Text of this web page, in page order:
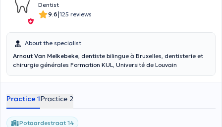
Dentist
9.6|125 reviews
About the specialist
Arnout Van Melkebeke, dentiste bilingue à Bruxelles, dentisterie et
chirurgie générales Formation KUL, Université de Louvain
Practice 1Practice 2
Potaardestraat 14